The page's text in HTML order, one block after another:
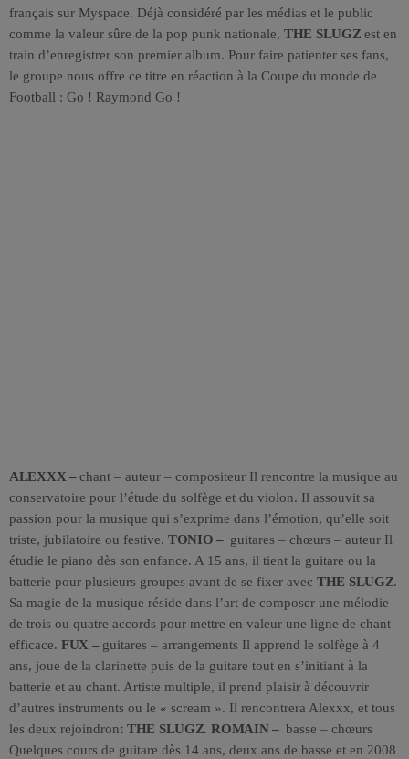
français sur Myspace. Déjà considéré par les médias et le public
comme la valeur sûre de la pop punk nationale, THE SLUGZ est en
train d’enregistrer son premier album. Pour faire patienter ses fans,
le groupe nous offre ce titre en réaction à la Coupe du monde de
Football : Go ! Raymond Go !
ALEXXX –chant – auteur – compositeur Il rencontre la musique au
conservatoire pour l’étude du solfège et du violon. Il assouvit sa
passion pour la musique qui s’exprime dans l’émotion, qu’elle soit
triste, jubilatoire ou festive. TONIO – guitares – chœurs – auteur Il
étudie le piano dès son enfance. A 15 ans, il tient la guitare ou la
batterie pour plusieurs groupes avant de se fixer avec THE SLUGZ.
Sa magie de la musique réside dans l’art de composer une mélodie
de trois ou quatre accords pour mettre en valeur une ligne de chant
efficace. FUX – guitares – arrangements Il apprend le solfège à 4
ans, joue de la clarinette puis de la guitare tout en s’initiant à la
batterie et au chant. Artiste multiple, il prend plaisir à découvrir
d’autres instruments ou le « scream ». Il rencontrera Alexxx, et tous
les deux rejoindront THE SLUGZ.ROMAIN – basse – chœurs
Quelques cours de guitare dès 14 ans, deux ans de basse et en 2008